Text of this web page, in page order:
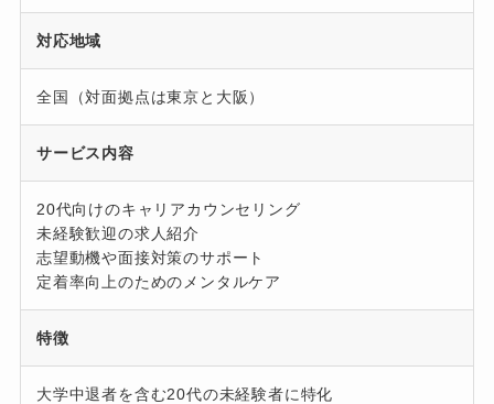
対応地域
全国（対面拠点は東京と大阪）
サービス内容
20代向けのキャリアカウンセリング
未経験歓迎の求人紹介
志望動機や面接対策のサポート
定着率向上のためのメンタルケア
特徴
大学中退者を含む20代の未経験者に特化